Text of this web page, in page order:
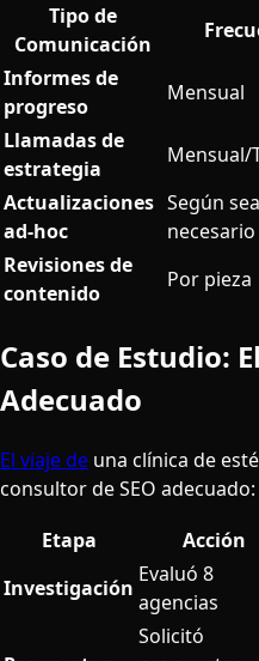
Tipo de
Comunicación
Informes de
progreso
Mensual
Llamadas de
estrategia
Mensual/
Actualizaciones
ad-hoc
Según sea
necesario
Revisiones de
contenido
Por pieza
Caso de Estudio:
Adecuado
El viaje de una clínica de
consultor de SEO adecuado:
Etapa
Acción
Investigación
Evaluó 8
agencias
Solicitó